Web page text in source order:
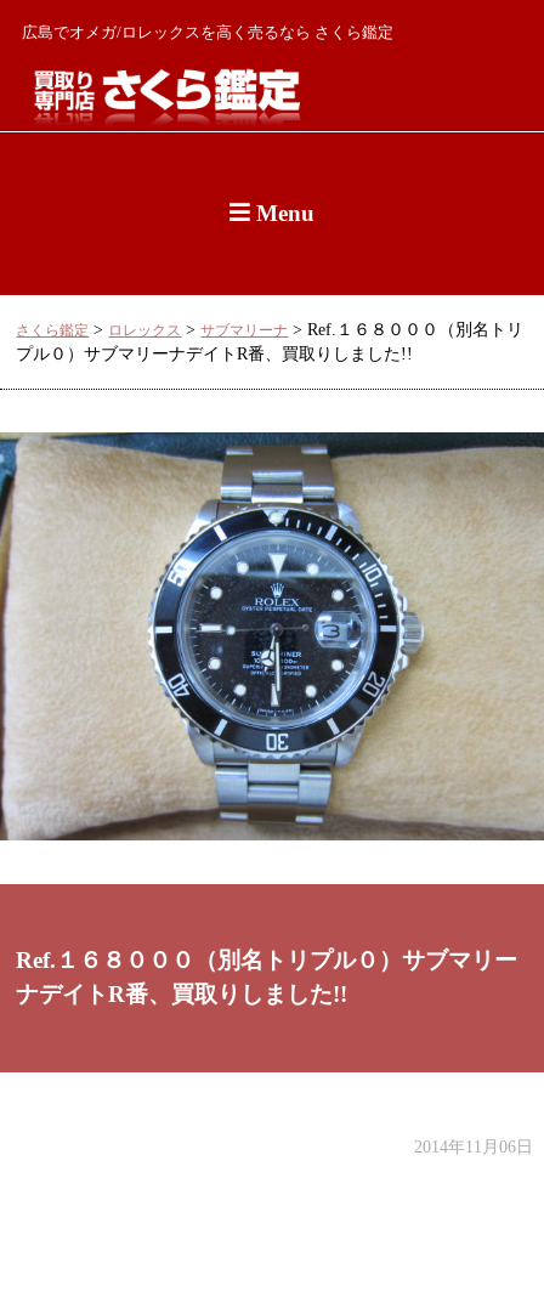
広島でオメガ/ロレックスを高く売るなら さくら鑑定
Menu
さくら鑑定 > ロレックス >サブマリーナ >Ref.１６８０００（別名トリ
プル０）サブマリーナデイトR番、買取りしました!!
Ref.１６８０００（別名トリプル０）サブマリー
ナデイトR番、買取りしました!!
2014年11月06日